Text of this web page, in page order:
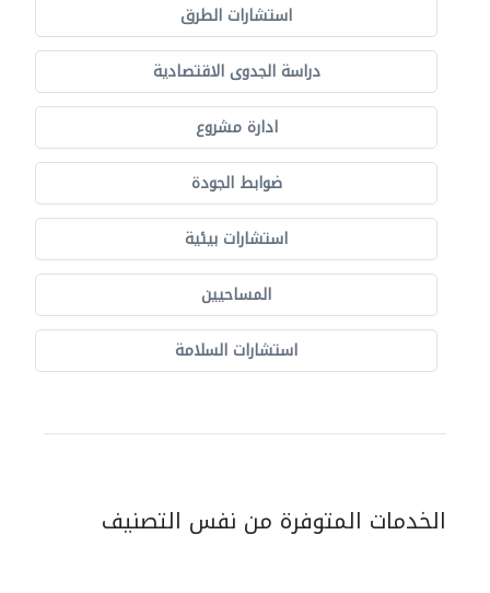
استشارات الطرق
دراسة الجدوى الاقتصادية
ادارة مشروع
ضوابط الجودة
استشارات بيئية
المساحيين
استشارات السلامة
الخدمات المتوفرة من نفس التصنيف